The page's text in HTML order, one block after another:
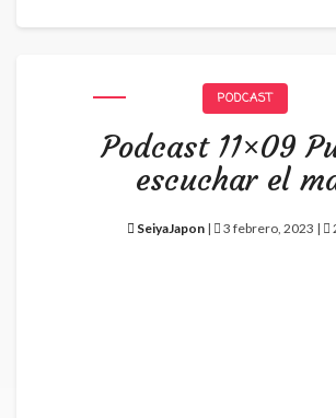
PODCAST
Podcast 11×09
escuchar el
SeiyaJapon | 3 febrero, 2023 |